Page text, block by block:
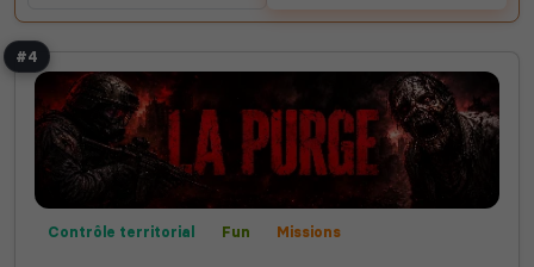
#4
Contrôle territorial Fun
Missions